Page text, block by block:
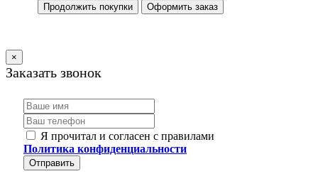
Продолжить покупки Оформить заказ
×
Заказать звонок
Я прочитал и согласен с правилами
Политика конфиденциальности
Отправить